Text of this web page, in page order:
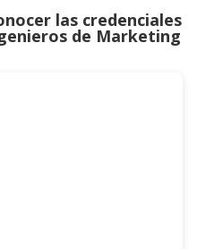
las credenciales
de Marketing